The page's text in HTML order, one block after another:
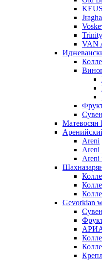
VAN
Матевосян
Areni
Areni
Areni
Gevorkian